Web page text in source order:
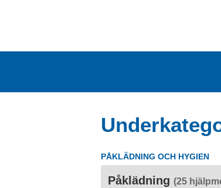
PÅKLÄDNING OCH HYGIEN
Påklädning (25